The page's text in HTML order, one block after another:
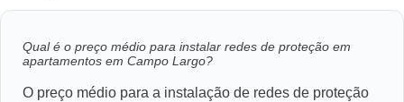
Qual é o preço médio para instalar redes de proteção em
apartamentos em Campo Largo?
O preço médio para a instalação de redes de proteção